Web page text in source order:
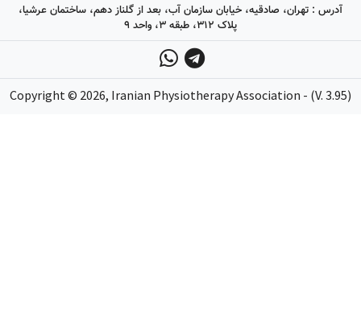
آدرس : تهران، صادقیه، خیابان سازمان آب، بعد از گلناز دهم، ساختمان عرشیا،
پلاک 312، طبقه 3، واحد 9
Copyright ©2026, Iranian Physiotherapy Association - (V. 3.95)